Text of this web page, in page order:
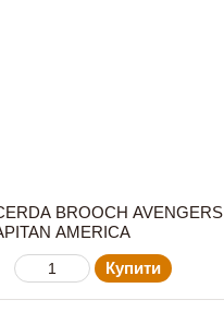
BROOCH AVENGERS
AMERICA
Купити